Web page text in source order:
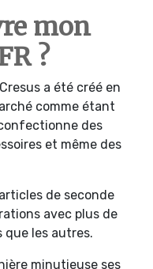
mon
?
a été créé en
comme étant
des
et même des
de seconde
avec plus de
que les autres.
minutieuse ses